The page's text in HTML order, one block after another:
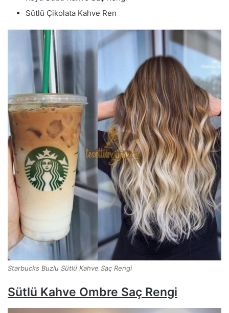
Sütlü Çikolata Kahve Ren
Starbucks Buzlu Sütlü Kahve Saç Rengi
Sütlü Kahve Ombre Saç Rengi